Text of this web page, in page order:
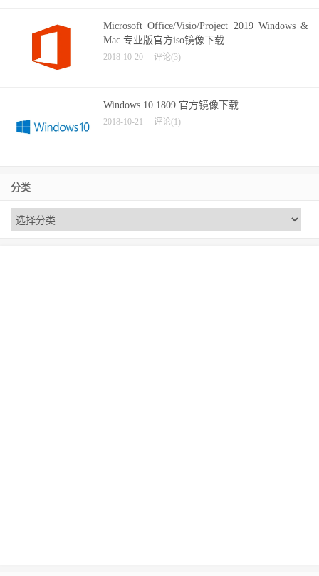
Microsoft Office/Visio/Project 2019 Windows &
Mac 专业版官方iso镜像下载
2018-10-20 评论(3)
Windows 10 1809 官方镜像下载
2018-10-21 评论(1)
分类